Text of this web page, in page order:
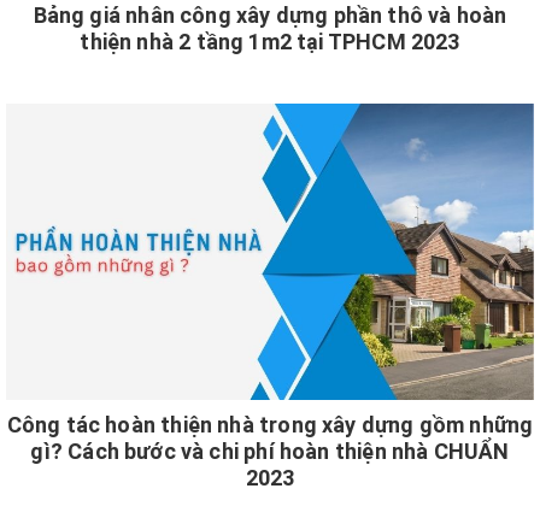
Bảng giá nhân công xây dựng phần thô và hoàn
thiện nhà 2 tầng 1m2 tại TPHCM 2023
Công tác hoàn thiện nhà trong xây dựng gồm những
gì? Cách bước và chi phí hoàn thiện nhà CHUẨN
2023